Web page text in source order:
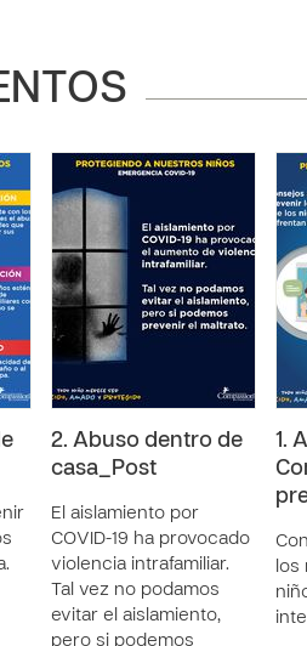
2. Abuso dentro de
casa_Post
El aislamiento por
COVID-19 ha provocado
violencia intrafamiliar.
Tal vez no podamos
evitar el aislamiento,
pero si podemos
1.
los